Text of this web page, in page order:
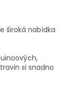
široká nabídka
si snadno